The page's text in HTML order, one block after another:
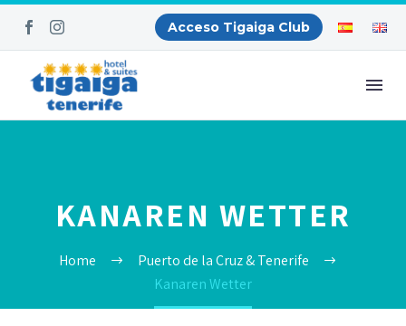
Acceso Tigaiga Club
KANAREN WETTER
Home
Puerto de la Cruz & Tenerife
Kanaren Wetter